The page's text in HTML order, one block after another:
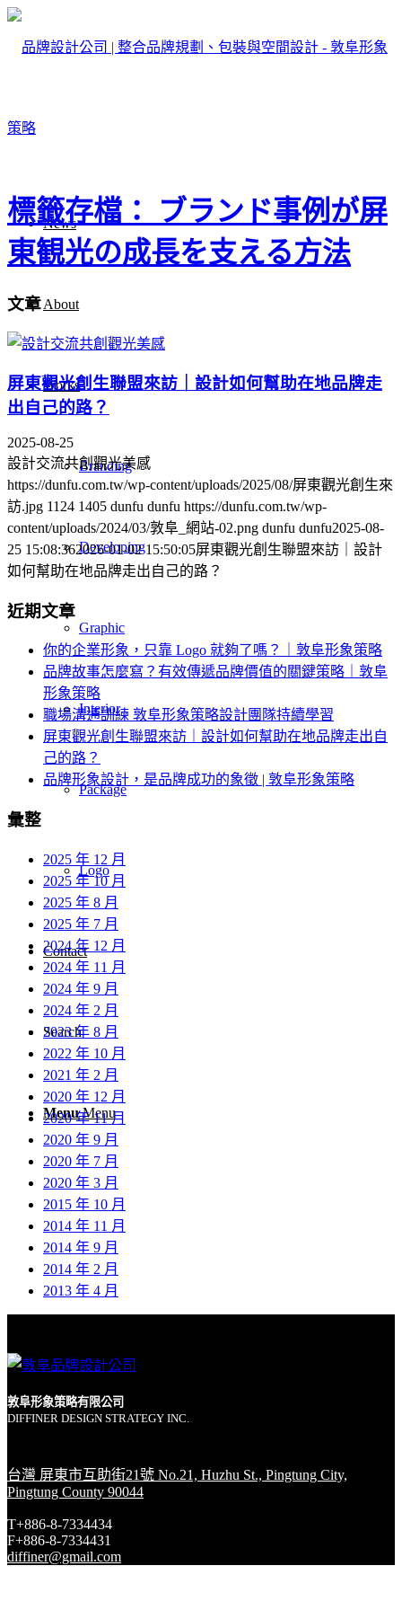
News
About
Works
Branding
Developing
Graphic
Interior
Package
Logo
Contact
Search
Menu Menu
標籤存檔： ブランド事例が屏
東観光の成長を支える方法
文章
屏東觀光創生聯盟來訪｜設計如何幫助在地品牌走
出自己的路？
2025-08-25
設計交流共創觀光美感
https://dunfu.com.tw/wp-content/uploads/2025/08/屏東觀光創生來
訪.jpg 1124 1405 dunfu dunfu https://dunfu.com.tw/wp-
content/uploads/2024/03/敦阜_網站-02.png dunfu dunfu2025-08-
25 15:08:362026-01-02 15:50:05屏東觀光創生聯盟來訪｜設計
如何幫助在地品牌走出自己的路？
近期文章
你的企業形象，只靠 Logo 就夠了嗎？｜敦阜形象策略
品牌故事怎麼寫？有效傳遞品牌價值的關鍵策略｜敦阜
形象策略
職場溝通訓練 敦阜形象策略設計團隊持續學習
屏東觀光創生聯盟來訪｜設計如何幫助在地品牌走出自
己的路？
品牌形象設計，是品牌成功的象徵 | 敦阜形象策略
彙整
2025 年 12 月
2025 年 10 月
2025 年 8 月
2025 年 7 月
2024 年 12 月
2024 年 11 月
2024 年 9 月
2024 年 2 月
2023 年 8 月
2022 年 10 月
2021 年 2 月
2020 年 12 月
2020 年 11 月
2020 年 9 月
2020 年 7 月
2020 年 3 月
2015 年 10 月
2014 年 11 月
2014 年 9 月
2014 年 2 月
2013 年 4 月
敦阜形象策略有限公司
DIFFINER DESIGN STRATEGY INC.
台灣 屏東市互助街21號 No.21, Huzhu St., Pingtung City,
Pingtung County 90044
T+886-8-7334434
F+886-8-7334431
diffiner@gmail.com